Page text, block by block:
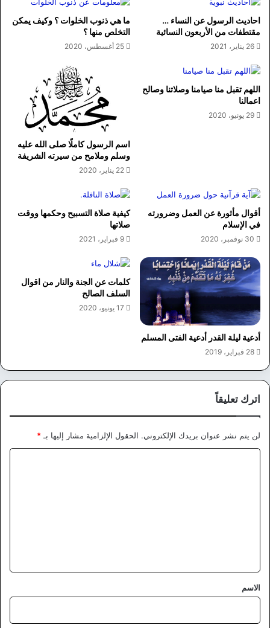
احاديث الرسول عن النساء …
مقتطفات من الأربعون النسائية
26 يناير، 2021
ما هي ذنوب الخلوات ؟ وكيف يمكن
التخلص منها ؟
25 أغسطس، 2020
اللهم تقبل منا صيامنا وصلاتنا وصالح
اعمالنا
29 يونيو، 2020
اسم الرسول كاملًا صلى الله عليه
وسلم وملامح من سيرته الشريفة
22 يناير، 2020
أقوال مأثورة عن العمل وضرورته
في الإسلام
30 نوفمبر، 2020
كيفية صلاة التسبيح وحكمها ووقت
صلاتها
9 فبراير، 2021
أدعية ليلة القدر أدعية الفتى المسلم
28 فبراير، 2019
كلمات عن الجنة والنار من اقوال
السلف الصالح
17 يونيو، 2020
اترك تعليقاً
لن يتم نشر عنوان بريدك الإلكتروني. الحقول الإلزامية مشار إليها بـ*
*
الاسم